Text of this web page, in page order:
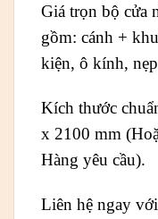
Giá trọn bộ cửa
gồm: cánh +
kiện, ô kính,
Kích thước
x 2100 mm
Hàng yêu cầu).
Liên hệ ngay